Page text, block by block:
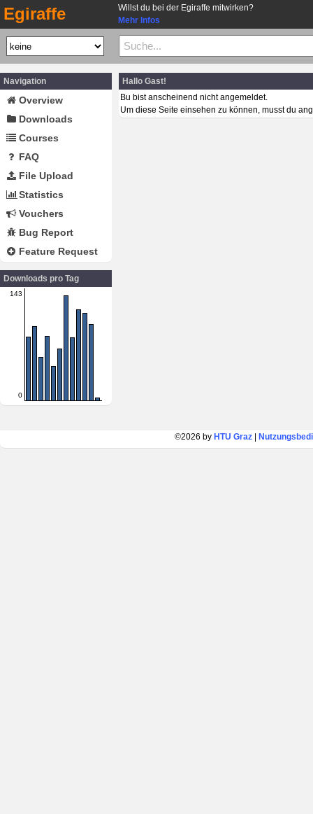
Egiraffe
Willst du bei der Egiraffe mitwirken?
Mehr Infos
Navigation
Overview
Downloads
Courses
FAQ
File Upload
Statistics
Vouchers
Bug Report
Feature Request
Downloads pro Tag
143
0
Hallo Gast!
Bu bist anscheinend nicht angemeldet.
Um diese Seite einsehen zu können, musst du
©2026 by HTU Graz|